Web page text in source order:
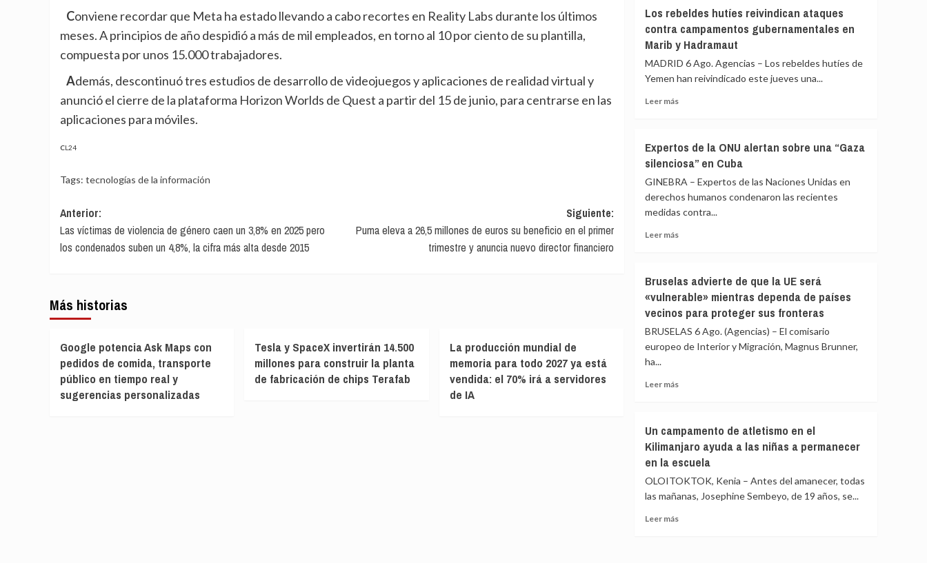
Conviene recordar que Meta ha estado llevando a caborecortes en Reality Labs durante los últimos
meses. A principios de año despidió a más de mil empleados, en torno al 10 por ciento de su plantilla,
compuesta por unos 15.000 trabajadores.
Además, descontinuó tres estudios de desarrollo de videojuegos y aplicaciones de realidad virtual y
anunció el cierre de la plataforma Horizon Worlds de Quest a partir del 15 de junio, para centrarse en las
aplicaciones para móviles.
CL24
Tags: tecnologías de la información
Navegación
de
entradas
Anterior:
Las víctimas de violencia de género caen un 3,8% en 2025 pero
los condenados suben un 4,8%, la cifra más alta desde 2015
Siguiente:
Puma eleva a 26,5 millones de euros su beneficio en el primer
trimestre y anuncia nuevo director financiero
Más historias
Google potencia Ask Maps con
pedidos de comida, transporte
público en tiempo real y
sugerencias personalizadas
Tesla y SpaceX invertirán 14.500
millones para construir la planta
de fabricación de chips Terafab
La producción mundial de
memoria para todo 2027 ya está
vendida: el 70% irá a servidores
de IA
ve
«persecución
política»
la
orden
contra
una
pro-
Kremlin
Los rebeldes hutíes reivindican ataques
contra campamentos gubernamentales en
Marib y Hadramaut
MADRID 6 Ago. Agencias – Los rebeldes hutíes de
Yemen han reivindicado este jueves una...
Leer másLeer
rebeldes
hutíes
reivindican
contra
campamentos
Hadramaut
Expertos de la ONU alertan sobre una “Gaza
silenciosa” en Cuba
GINEBRA – Expertos de las Naciones Unidas en
derechos humanos condenaron las recientes
medidas contra...
Leer másLeer
de
la
ONU
sobre
una
en
Bruselas advierte de que la UE será
«vulnerable» mientras dependa de países
vecinos para proteger sus fronteras
BRUSELAS 6 Ago. (Agencias) – El comisario
europeo de Interior y Migración, Magnus Brunner,
ha...
Leer másLeer
advierte
de
que
UE
será
Un campamento de atletismo en el
Kilimanjaro ayuda a las niñas a permanecer
en la escuela
OLOITOKTOK, Kenia – Antes del amanecer, todas
las mañanas, Josephine Sembeyo, de 19 años, se...
Leer másLeer